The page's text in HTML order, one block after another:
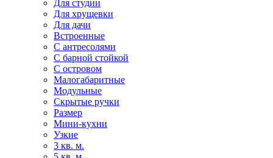
Для студии
Для хрущевки
Для дачи
Встроенные
С антресолями
С барной стойкой
С островом
Малогабаритные
Модульные
Скрытые ручки
Размер
Мини-кухни
Узкие
3 кв. м.